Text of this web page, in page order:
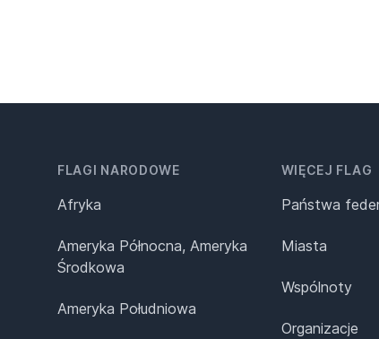
FLAGI NARODOWE
Afryka
Ameryka Północna, Ameryka
Środkowa
Ameryka Południowa
WIĘCEJ FLAG
Państwa
Miasta
Wspólnoty
Organizacje